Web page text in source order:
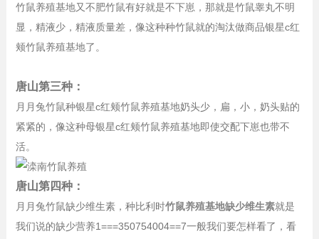
竹鼠养殖基地又不肥竹鼠有好就是不下崽，那就是竹鼠睾丸不明
显，精液少，精液质量差，像这种种竹鼠就的淘汰做商品银星c红
颊竹鼠养殖基地了。
唐山第三种：
月月兔竹鼠种银星c红颊竹鼠养殖基地奶头少，扁，小，奶头贴的
紧紧的，像这种母银星c红颊竹鼠养殖基地即使交配下崽也带不
活。
唐山第四种：
月月兔竹鼠缺少维生素，种比利时竹鼠养殖基地缺少维生素就是
我们说的缺少营养1===350754004==7一般我们要怎样看了，看